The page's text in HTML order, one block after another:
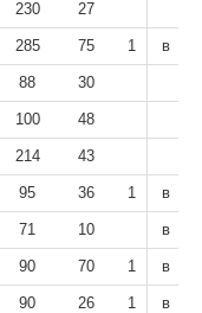
230 27
285 75 1 в
88 30
100 48
214 43
95 36 1 в
71 10 в
90 70 1 в
90 26 1 в